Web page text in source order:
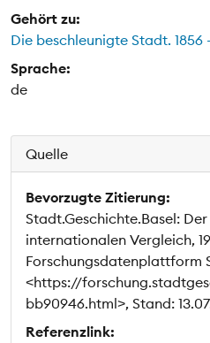
Gehört zu:
Die beschleunigte Stadt. 1856
Sprache:
de
Quelle
Bevorzugte Zitierung:
Stadt.Geschichte.Basel:
internationalen Vergleich,
Forschungsdatenplattform
<https://
bb90946.html>, Stand:
Referenzlink: